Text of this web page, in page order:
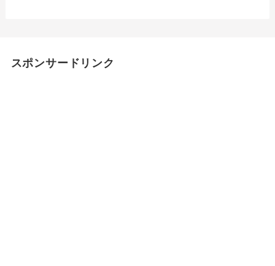
スポンサードリンク